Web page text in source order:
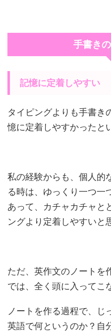
手書き
記憶に定着しやすい
タイピングよりも手書き
憶に定着しやすかったと
私の経験からも、個人的
る時は、ゆっくり一つ一
あって、カチャカチャと
ングより定着しやすいと
ただ、英作文のノートを
では、全く頭に入ってこ
ノートを作る過程で、じ
英語で何というのか？自